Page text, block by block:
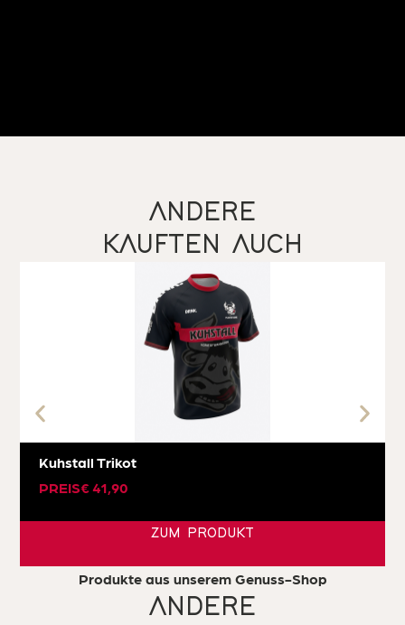
ANDERE
KAUFTEN AUCH
Kuhstall Trikot
PREIS€41,90
ZUM PRODUKT
Produkte aus unserem Genuss-Shop
ANDERE